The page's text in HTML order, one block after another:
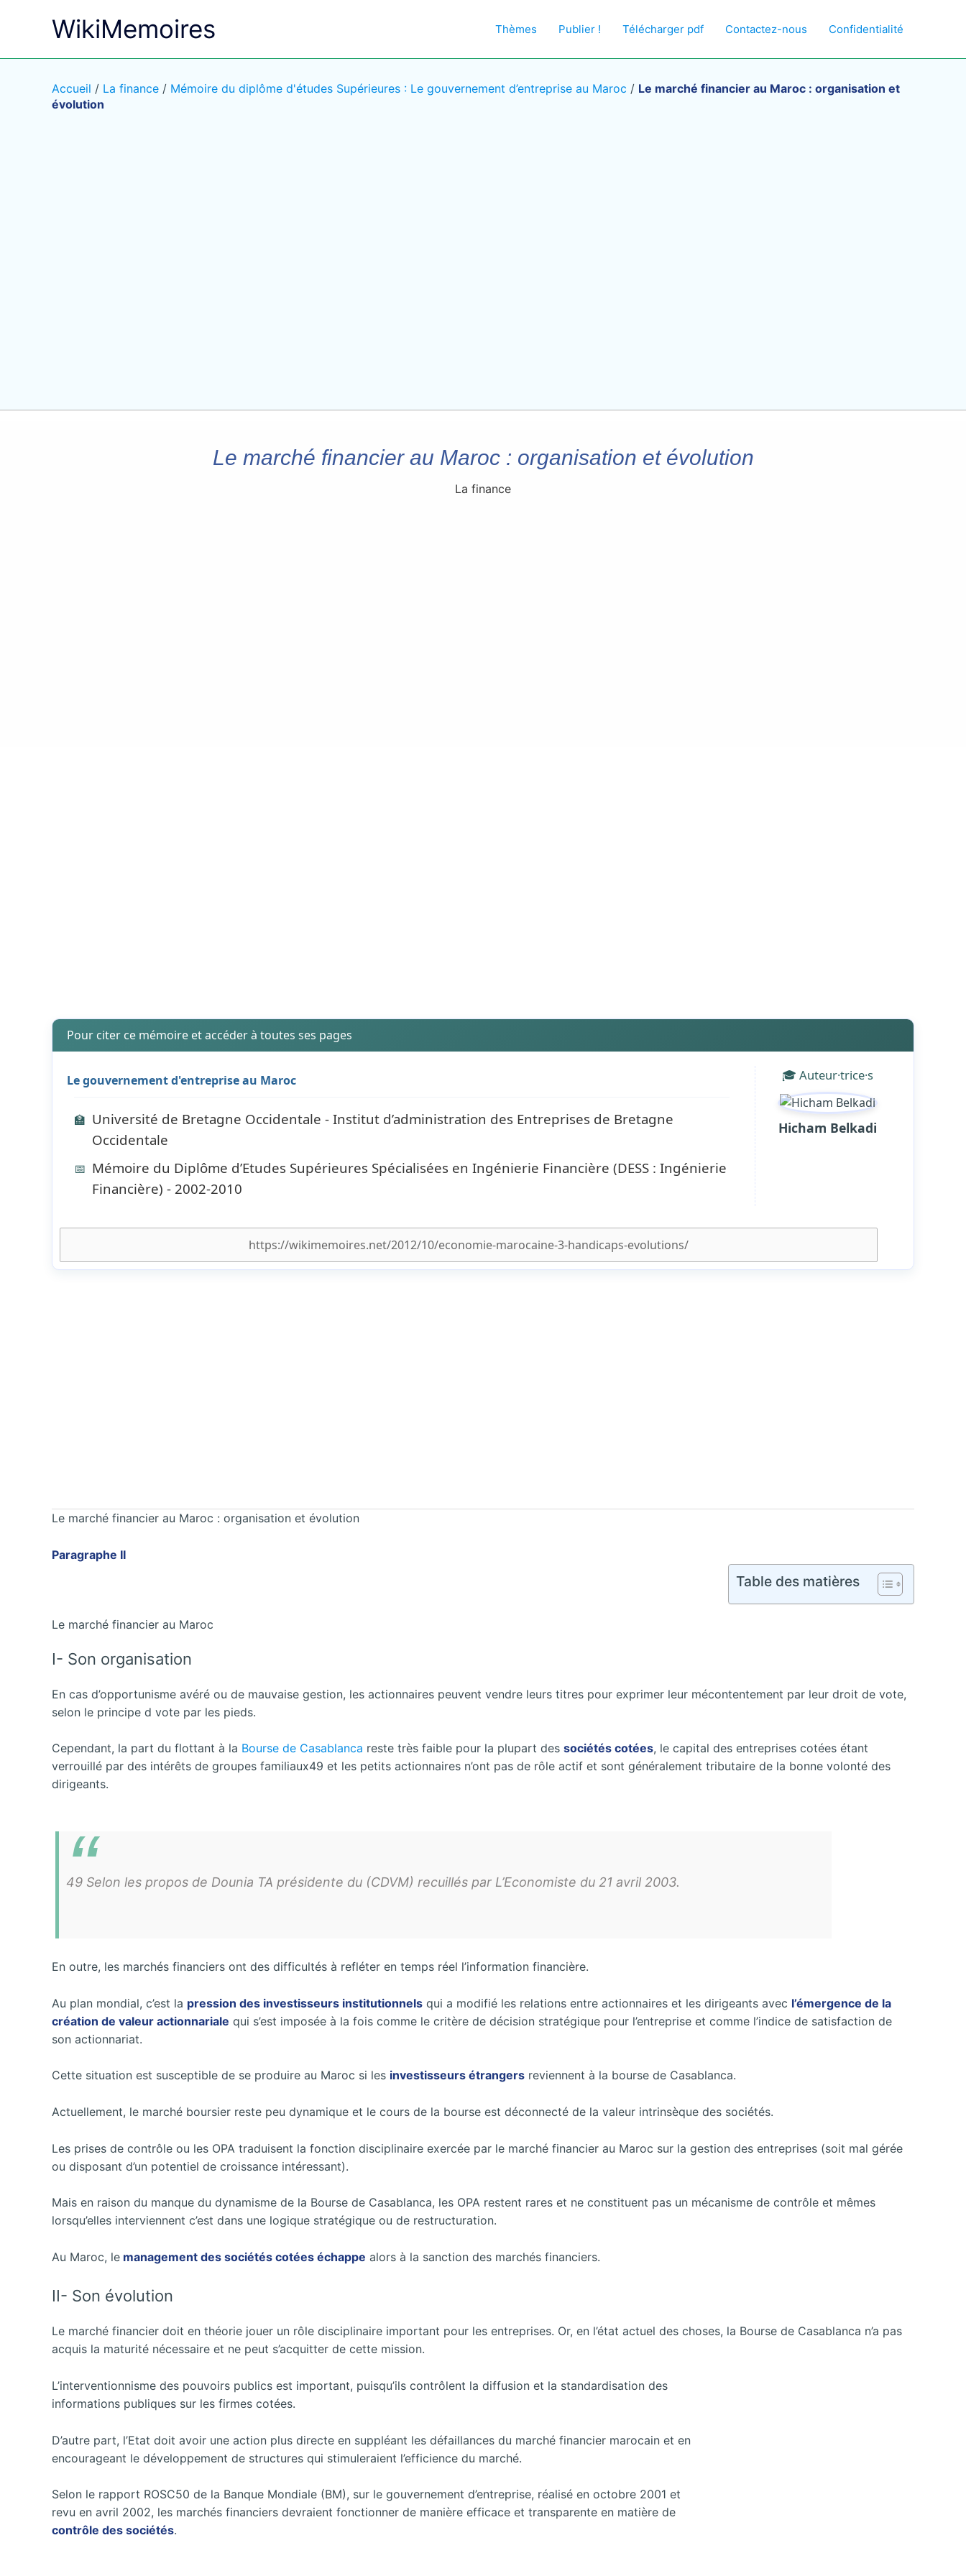
WikiMemoires Thèmes Publier ! Télécharger pdf Contactez-nous Confidentialité
Accueil / La finance / Mémoire du diplôme d'études Supérieures : Le gouvernement d’entreprise au Maroc / Le marché financier au Maroc : organisation et
évolution
Le marché financier au Maroc : organisation et évolution
La finance
Pour citer ce mémoire et accéder à toutes ses pages
Le gouvernement d'entreprise au Maroc
🏫 Université de Bretagne Occidentale - Institut d’administration des Entreprises de Bretagne
Occidentale
📅 Mémoire du Diplôme d’Etudes Supérieures Spécialisées en Ingénierie Financière (DESS : Ingénierie
Financière) - 2002-2010
🎓 Auteur·trice·s
Hicham Belkadi
Le marché financier au Maroc : organisation et évolution
Paragraphe II
Table des matières
Le marché financier au Maroc
I- Son organisation
En cas d’opportunisme avéré ou de mauvaise gestion, les actionnaires peuvent vendre leurs titres pour exprimer leur mécontentement par leur droit de vote,
selon le principe d vote par les pieds.
Cependant, la part du flottant à la Bourse de Casablanca reste très faible pour la plupart des sociétés cotées, le capital des entreprises cotées étant
verrouillé par des intérêts de groupes familiaux49 et les petits actionnaires n’ont pas de rôle actif et sont généralement tributaire de la bonne volonté des
dirigeants.
49 Selon les propos de Dounia TA présidente du (CDVM) recuillés par L’Economiste du 21 avril 2003.
En outre, les marchés financiers ont des difficultés à refléter en temps réel l’information financière.
Au plan mondial, c’est la pression des investisseurs institutionnels qui a modifié les relations entre actionnaires et les dirigeants avec l’émergence de la
création de valeur actionnariale qui s’est imposée à la fois comme le critère de décision stratégique pour l’entreprise et comme l’indice de satisfaction de
son actionnariat.
Cette situation est susceptible de se produire au Maroc si les investisseurs étrangers reviennent à la bourse de Casablanca.
Actuellement, le marché boursier reste peu dynamique et le cours de la bourse est déconnecté de la valeur intrinsèque des sociétés.
Les prises de contrôle ou les OPA traduisent la fonction disciplinaire exercée par le marché financier au Maroc sur la gestion des entreprises (soit mal gérée
ou disposant d’un potentiel de croissance intéressant).
Mais en raison du manque du dynamisme de la Bourse de Casablanca, les OPA restent rares et ne constituent pas un mécanisme de contrôle et mêmes
lorsqu’elles interviennent c’est dans une logique stratégique ou de restructuration.
Au Maroc, le management des sociétés cotées échappe alors à la sanction des marchés financiers.
II- Son évolution
Le marché financier doit en théorie jouer un rôle disciplinaire important pour les entreprises. Or, en l’état actuel des choses, la Bourse de Casablanca n’a pas
acquis la maturité nécessaire et ne peut s’acquitter de cette mission.
L’interventionnisme des pouvoirs publics est important, puisqu’ils contrôlent la diffusion et la standardisation des
informations publiques sur les firmes cotées.
D’autre part, l’Etat doit avoir une action plus directe en suppléant les défaillances du marché financier marocain et en
encourageant le développement de structures qui stimuleraient l’efficience du marché.
Selon le rapport ROSC50 de la Banque Mondiale (BM), sur le gouvernement d’entreprise, réalisé en octobre 2001 et
revu en avril 2002, les marchés financiers devraient fonctionner de manière efficace et transparente en matière de
contrôle des sociétés.